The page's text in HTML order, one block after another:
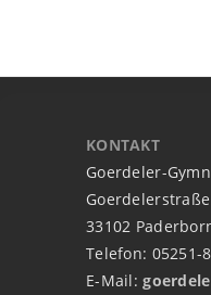
KONTAKT
Goerdeler-
33102
Telefon: 05251-
E-Mail: